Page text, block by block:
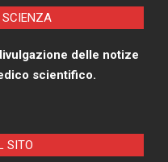
SCIENZA
delle notize
scientifico.
SITO